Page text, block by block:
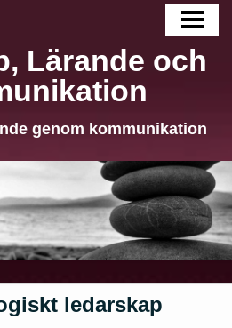
Lärande och
genom kommunikation
ledarskap